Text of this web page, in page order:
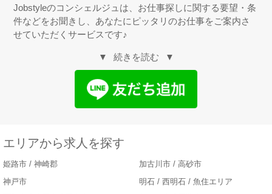
Jobstyleのコンシェルジュは、お仕事探しに関する要望・条
件などをお聞きし、あなたにピッタリのお仕事をご案内さ
せていただくサービスです♪
続きを読む
エリアから求人を探す
姫路市 / 神崎郡
加古川市 / 高砂市
神戸市
明石 / 西明石 / 魚住エリア